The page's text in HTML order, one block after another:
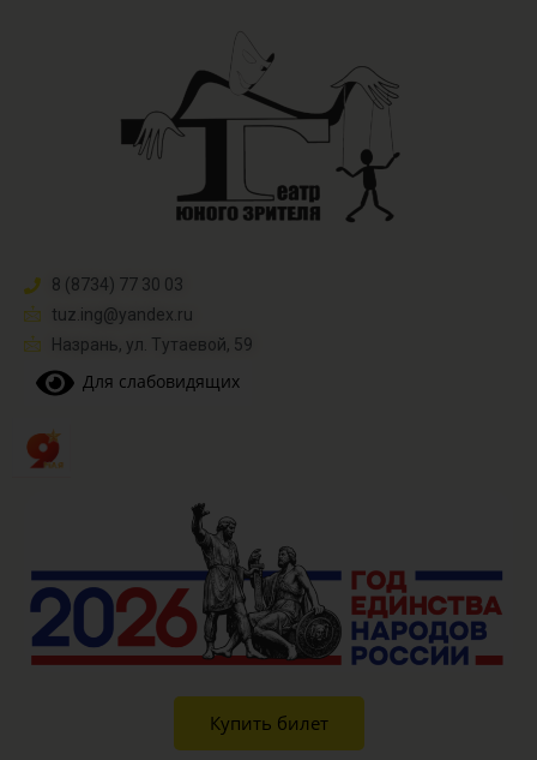
8 (8734) 77 30 03
tuz.ing@yandex.ru​
Назрань, ул. Тутаевой, 59
Для слабовидящих
Купить билет